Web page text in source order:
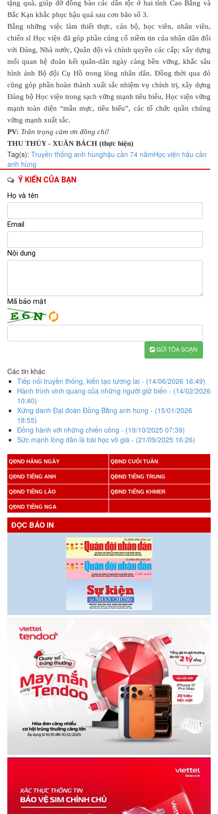
tặng quà, giúp đỡ đồng bào các dân tộc ở hai tỉnh Cao Bằng và
Bắc Kạn khắc phục hậu quả sau cơn bão số 3.
Bằng những việc làm thiết thực, cán bộ, học viên, nhân viên,
chiến sĩ Học viện đã góp phần củng cố niềm tin của nhân dân đối
với Đảng, Nhà nước, Quân đội và chính quyền các cấp; xây dựng
mối quan hệ đoàn kết quân-dân ngày càng bền vững, khắc sâu
hình ảnh Bộ đội Cụ Hồ trong lòng nhân dân. Đồng thời qua đó
cũng góp phần hoàn thành xuất sắc nhiệm vụ chính trị, xây dựng
Đảng bộ Học viện trong sạch vững mạnh tiêu biểu, Học viện vững
mạnh toàn diện “mẫu mực, tiêu biểu”, các tổ chức quần chúng
vững mạnh xuất sắc.
PV: Trân trọng cảm ơn đồng chí!
THU THỦY - XUÂN BÁCH (thực hiện)
Tag(s): Truyền thống anh hùnghậu cần 74 nămHọc viện hậu cần
anh hùng
Ý KIẾN CỦA BẠN
Họ và tên
Email
Nội dung
Mã bảo mật
GỬI TÒA SOẠN
Các tin khác
Tiếp nối truyền thống, kiến tạo tương lai - (14/06/2026 16:49)
Hành trình vinh quang của những người giữ biển - (14/02/2026
10:40)
Xứng danh Đại đoàn Đồng Bằng anh hùng - (15/01/2026
18:55)
Đồng hành với những chiến công - (19/10/2025 07:39)
Sức mạnh lòng dân là bài học vô giá - (21/09/2025 16:26)
QĐND HẰNG NGÀY QĐND CUỐI TUẦN
QĐND TIẾNG ANH QĐND TIẾNG TRUNG
QĐND TIẾNG LÀO QĐND TIẾNG KHMER
QĐND TIẾNG NGA
ĐỌC BÁO IN